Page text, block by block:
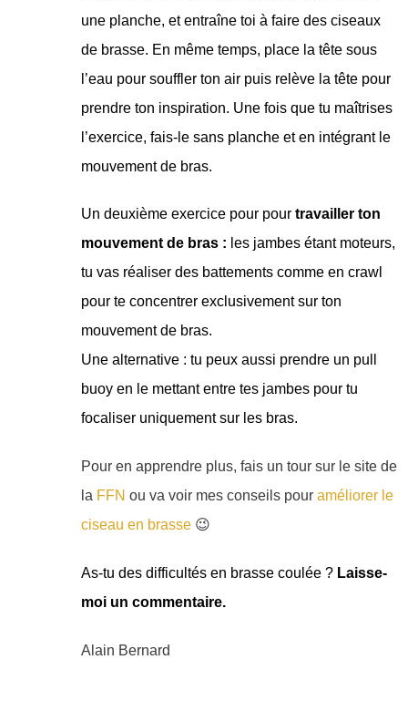
une planche, et entraîne toi à faire des ciseaux
de brasse. En même temps, place la tête sous
l’eau pour souffler ton air puis relève la tête pour
prendre ton inspiration. Une fois que tu maîtrises
l’exercice, fais-le sans planche et en intégrant le
mouvement de bras.
Un deuxième exercice pour pourtravailler ton
mouvement de bras : les jambes étant moteurs,
tu vas réaliser des battements comme en crawl
pour te concentrer exclusivement sur ton
mouvement de bras.
Une alternative : tu peux aussi prendre un pull
buoy en le mettant entre tes jambes pour tu
focaliser uniquement sur les bras.
Pour en apprendre plus, fais un tour sur le site de
la FFN ou va voir mes conseils pour améliorer le
ciseau en brasse😉
As-tu des difficultés en brasse coulée ? Laisse-
moi un commentaire.
Alain Bernard